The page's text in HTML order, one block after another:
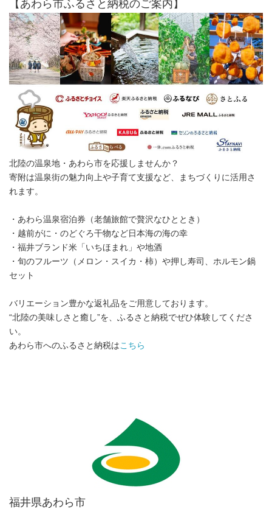
【あわら市ふるさと納税のご案内】
北陸の温泉地・あわら市を応援しませんか？
寄附は温泉街の魅力向上や子育て支援など、まちづくりに活用さ
れます。
・あわら温泉宿泊券（老舗旅館で贅沢なひととき）
・越前がに・のどぐろ干物など日本海の海の幸
・福井ブランド米「いちほまれ」や地酒
・旬のフルーツ（メロン・スイカ・柿）や押し寿司、ホルモン鍋
セット
バリエーション豊かな返礼品をご用意しております。
“北陸の美味しさと癒し”を、ふるさと納税でぜひ体験してくださ
い。
あわら市へのふるさと納税は こちら
福井県あわら市